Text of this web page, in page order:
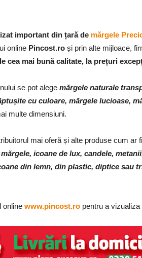
important din țară de mărgele
online Pincost.ro și prin alte mijloace,
cea mai bună calitate, la prețuri
se pot alege mărgele naturale
cu culoare, mărgele lucioase,
multe dimensiuni.
mai oferă și alte produse cum ar
icoane de lux, candele,
din lemn, din plastic, diptice sau
online www.pincost.ro pentru a